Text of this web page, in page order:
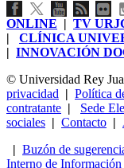
ONLINE | TV
| CLÍNICA
| INNOVACIÓN
© Universidad Rey
privacidad | Política
contratante | Sede
sociales | Contacto |
| Buzón de
Interno de Información